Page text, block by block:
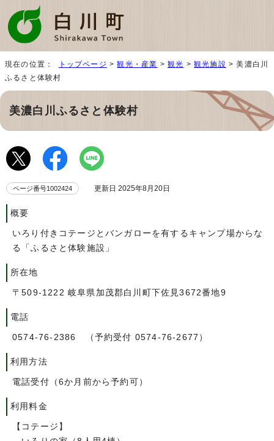
現在の位置： トップページ >観光・産業 >観光 >観光施設 > 美濃白川
ふるさと体験村
美濃白川ふるさと体験村
ページ番号1002424 更新日 2025年8月20日
概要
いろり付きコテージとバンガローを有するキャンプ場からな
る「ふるさと体験施設」
所在地
〒509-1222 岐阜県加茂郡白川町下佐見3672番地9
電話
0574-76-2386 （予約受付 0574-76-2677）
利用方法
電話受付（6か月前から予約可）
利用料金
【コテージ】